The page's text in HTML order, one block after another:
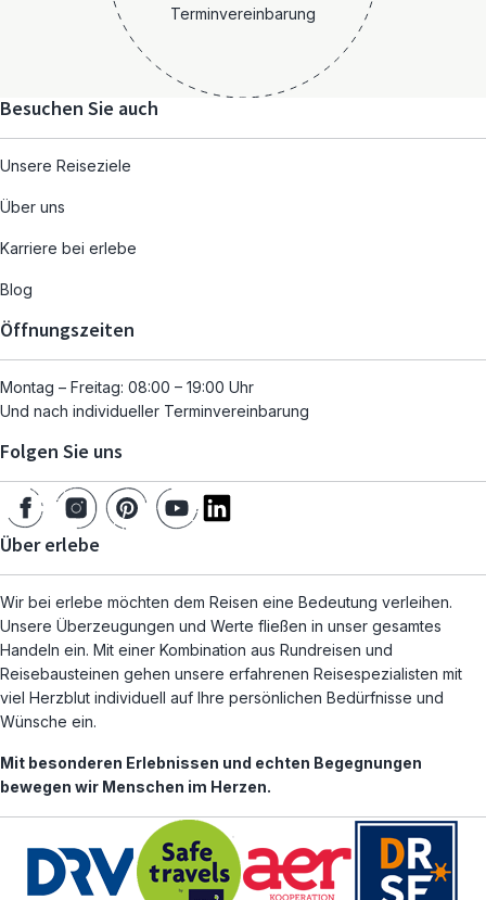
Terminvereinbarung
Besuchen Sie auch
Unsere Reiseziele
Über uns
Karriere bei erlebe
Blog
Öffnungszeiten
Montag – Freitag: 08:00 – 19:00 Uhr
Und nach individueller Terminvereinbarung
Folgen Sie uns
Über erlebe
Wir bei erlebe möchten dem Reisen eine Bedeutung verleihen.
Unsere Überzeugungen und Werte fließen in unser gesamtes
Handeln ein. Mit einer Kombination aus Rundreisen und
Reisebausteinen gehen unsere erfahrenen Reisespezialisten mit
viel Herzblut individuell auf Ihre persönlichen Bedürfnisse und
Wünsche ein.
Mit besonderen Erlebnissen und echten Begegnungen
bewegen wir Menschen im Herzen.